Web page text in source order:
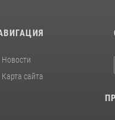
Новости
Карта сайта